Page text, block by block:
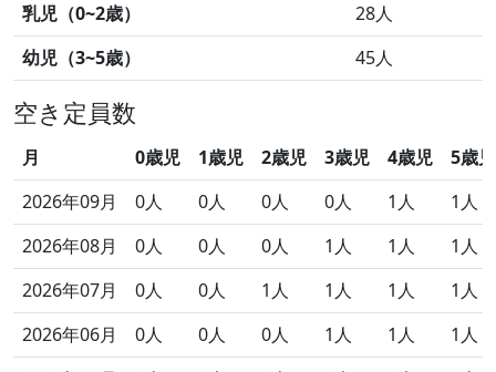
乳児（0~2歳）
28人
幼児（3~5歳）
45人
空き定員数
月 0歳児 1歳児 2歳児 3歳児 4歳児
5歳児
2026年09月
0人 0人 0人 0人 1人
1人
2026年08月
0人 0人 0人 1人 1人
1人
2026年07月
0人 0人 1人 1人 1人
1人
2026年06月
0人 0人 0人 1人 1人
1人